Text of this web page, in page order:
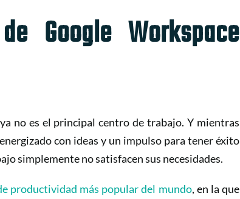
Google Workspace
no es el principal centro de trabajo. Y mientras
con ideas y un impulso para tener éxito
simplemente no satisfacen sus necesidades.
productividad más popular del mundo, en la que